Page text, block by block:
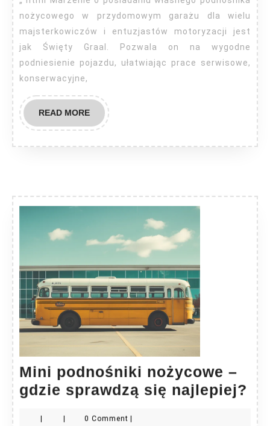
nożycowego w przydomowym garażu dla wielu
majsterkowiczów i entuzjastów motoryzacji jest
jak Święty Graal. Pozwala on na wygodne
podniesienie pojazdu, ułatwiając prace serwisowe,
konserwacyjne,
READ MOREREAD
MORE
Mini podnośniki nożycowe –
gdzie sprawdzą się najlepiej?
0 Comment